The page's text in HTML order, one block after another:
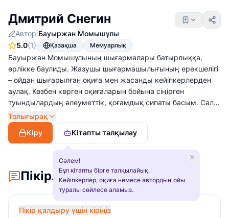
Дмитрий Снегин
Автор:Бауыржан Момышұлы
5.0(1) Қазақша Мемуарлық
Бауыржан Момышұлының шығармалары батырлыққа,
өрлікке баулиды. Жазушы шығармашылығының ерекшелігі
– ойдан шығарылған оқиға мен жасанды кейіпкерлерден
аулақ. Көзбен көрген оқиғаларын бойына сіңірген
туындылардың әлеуметтік, қоғамдық сипаты басым. Салт-
дәстүрін ұлықтап, соның негізінде түйген ойларын ұрпақ
санасында жаңғыртуға еңбектенеді. Ұлттық қадір-
қасиетімізді ұлықтаудың болашақ үшін қаншалықты
Толығырақ
Кіру
Кітапты талқылау
Сәлем!
Бұл кітапты бірге талқылайық.
Кейіпкерлер, оқиға немесе автордың ойы
туралы сөйлесе аламыз.
Пікірлер
Пікір қалдыру үшін кіріңіз